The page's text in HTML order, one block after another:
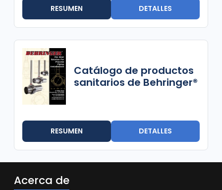
RESUMEN DETALLES
Catálogo de productos
sanitarios de Behringer®
RESUMEN DETALLES
Acerca de